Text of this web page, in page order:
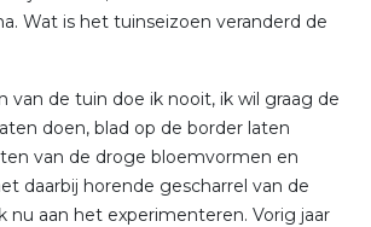
Wat is het tuinseizoen veranderd de
van de tuin doe ik nooit, ik wil graag de
doen, blad op de border laten
van de droge bloemvormen en
daarbij horende gescharrel van de
nu aan het experimenteren. Vorig jaar